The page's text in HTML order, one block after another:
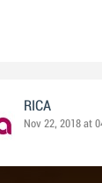
RICA
Nov 22, 2018 at